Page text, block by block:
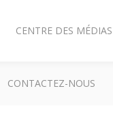
CENTRE DES MÉDIAS
CONTACTEZ-NOUS